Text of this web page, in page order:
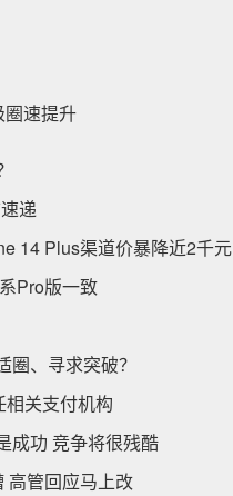
速提升
递
14 Plus渠道价暴降近2千元
Pro版一致
、寻求突破？
关支付机构
成功 竞争将很残酷
高管回应马上改